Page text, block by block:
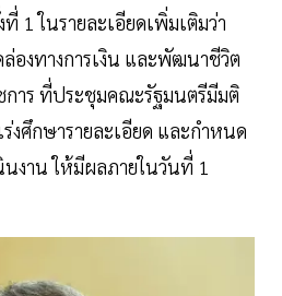
1 ในรายละเอียดเพิ่มเติมว่า
องทางการเงิน และพัฒนาชีวิต
การ ที่ประชุมคณะรัฐมนตรีมีมติ
งศึกษารายละเอียด และกำหนด
นงาน ให้มีผลภายในวันที่ 1